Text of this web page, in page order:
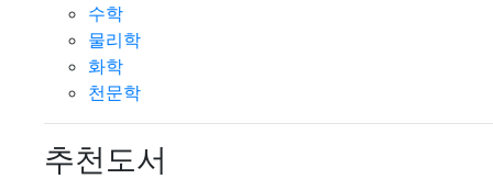
수학
물리학
화학
천문학
추천도서